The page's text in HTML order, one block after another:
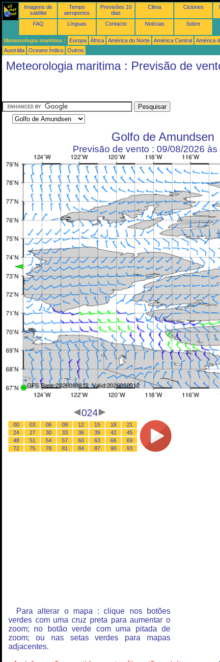
Imagens de
satélite
Tempo
aeroportos
Previsões 10
dias
Clima Ciclones
FAQ Línguas Contacto Notícias Sobre
Meteorologia maritima : Europa África América do Norte América Central
América
Austrália
Oceano Índico Outros
Meteorologia maritima : Previsão de
Golfo de Amundsen
Previsão de vento : 09/08/2026 às
024
00 03 06 09 12 15 18
21
24
27 30 33 36 39 42
45
48
51 54 57 60 63 66
69
72
75 78 81 84 87 90 93
Para alterar o mapa : clique nos botões
verdes com uma cruz preta para aumentar o
zoom; no botão verde com uma pitada de
zoom; ou nas setas verdes para mapas
adjacentes.